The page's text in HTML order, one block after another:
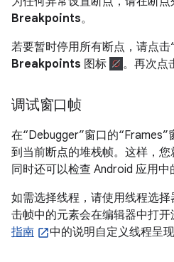
Breakpoints。
若要暂时停用所有断点，请点击
Breakpoints 图标 。再次点
调试窗口帧
在“Debugger”窗口的
到当前断点的堆栈帧。这样，您
同时还可以检查 Android 应用中
如需选择线程，请使用线程选
击帧中的元素会在编辑器中打
指南
中的说明自定义线程呈